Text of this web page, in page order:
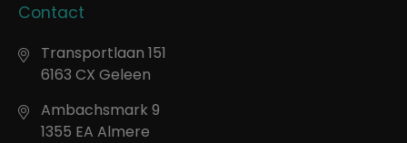
Contact
Transportlaan 151
6163 CX Geleen
Ambachsmark 9
1355 EA Almere